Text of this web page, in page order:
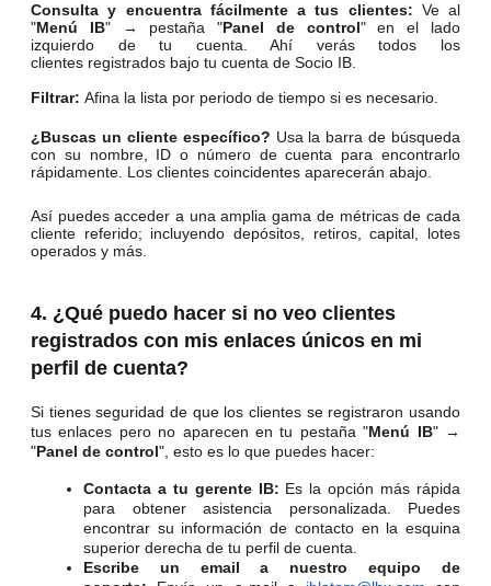
Consulta y encuentra fácilmente a tus clientes: Ve al
"Menú IB" → pestaña "Panel de control" en el lado
izquierdo de tu cuenta. Ahí verás todos los
clientes registrados bajo tu cuenta de Socio IB.
Filtrar: Afina la lista por periodo de tiempo si es necesario.
¿Buscas un cliente específico? Usa la barra de búsqueda
con su nombre, ID o número de cuenta para encontrarlo
rápidamente. Los clientes coincidentes aparecerán abajo.
Así puedes acceder a una amplia gama de métricas de cada
cliente referido; incluyendo depósitos, retiros, capital, lotes
operados y más.
4. ¿Qué puedo hacer si no veo clientes
registrados con mis enlaces únicos en mi
perfil de cuenta?
Si tienes seguridad de que los clientes se registraron usando
tus enlaces pero no aparecen en tu pestaña "Menú IB" →
"Panel de control", esto es lo que puedes hacer:
Contacta a tu gerente IB: Es la opción más rápida
para obtener asistencia personalizada. Puedes
encontrar su información de contacto en la esquina
superior derecha de tu perfil de cuenta.
Escribe un email a nuestro equipo de